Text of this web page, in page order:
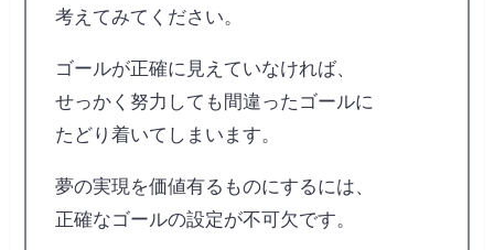
考えてみてください。
ゴールが正確に見えていなければ、
せっかく努力しても間違ったゴールに
たどり着いてしまいます。
夢の実現を価値有るものにするには、
正確なゴールの設定が不可欠です。